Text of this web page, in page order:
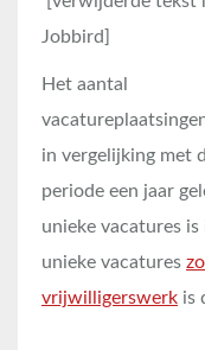
Jobbird]
Het aantal
in vergelijking met
periode een jaar
unieke vacatures is
unieke vacatures
vrijwilligerswerk is